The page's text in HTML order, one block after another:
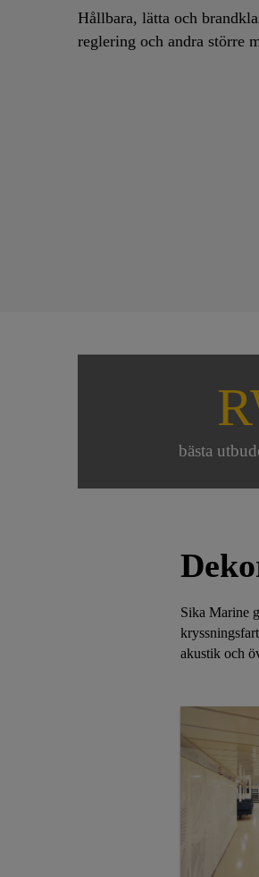
Hållbara, lätta och
reglering och andra större
bästa
Sika Marine
akustik och